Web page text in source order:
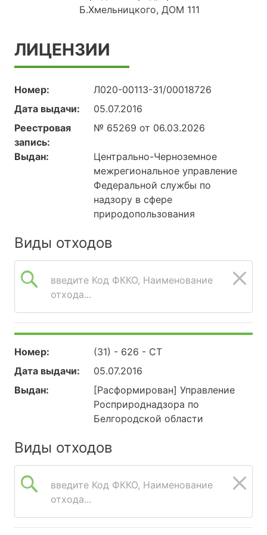
Б.Хмельницкого, ДОМ 111
ЛИЦЕНЗИИ
Номер:
Л020-00113-31/00018726
Дата выдачи:
05.07.2016
Реестровая
запись:
№ 65269 от 06.03.2026
Выдан:
Центрально-Черноземное
межрегиональное управление
Федеральной службы по
надзору в сфере
природопользования
Виды отходов
введите Код ФККО, Наименование
отхода...
Номер:
(31) - 626 - СТ
Дата выдачи:
05.07.2016
Выдан:
[Расформирован] Управление
Росприроднадзора по
Белгородской области
Виды отходов
введите Код ФККО, Наименование
отхода...